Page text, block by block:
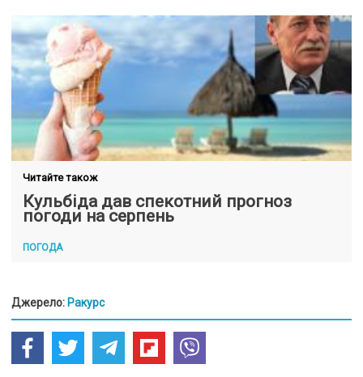
Читайте також
Кульбіда дав спекотний прогноз
погоди на серпень
ПОГОДА
Джерело: Ракурс